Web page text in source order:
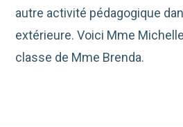
autre activité pédagogique
extérieure. Voici Mme
classe de Mme Brenda.